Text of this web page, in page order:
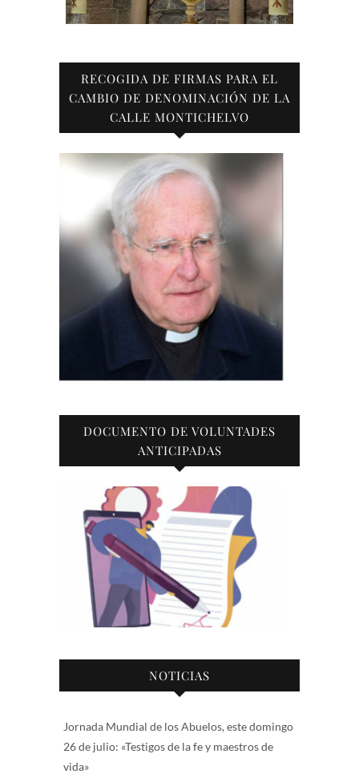
RECOGIDA DE FIRMAS PARA EL
CAMBIO DE DENOMINACIÓN DE LA
CALLE MONTICHELVO
DOCUMENTO DE VOLUNTADES
ANTICIPADAS
NOTICIAS
Jornada Mundial de los Abuelos, este domingo
26 de julio: «Testigos de la fe y maestros de
vida»